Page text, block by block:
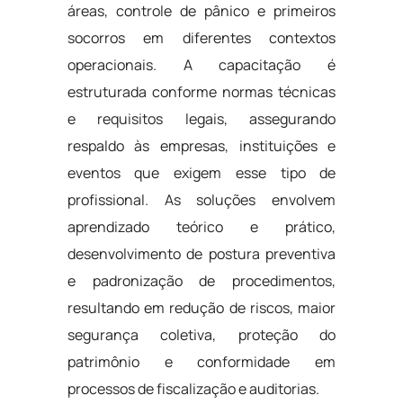
áreas, controle de pânico e primeiros
socorros em diferentes contextos
operacionais. A capacitação é
estruturada conforme normas técnicas
e requisitos legais, assegurando
respaldo às empresas, instituições e
eventos que exigem esse tipo de
profissional. As soluções envolvem
aprendizado teórico e prático,
desenvolvimento de postura preventiva
e padronização de procedimentos,
resultando em redução de riscos, maior
segurança coletiva, proteção do
patrimônio e conformidade em
processos de fiscalização e auditorias.